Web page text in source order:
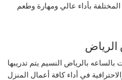
بأداء عالي ومهارة وطعم
بالرياض النسيم يتم تدريبها
في أداء كافة أعمال المنزل